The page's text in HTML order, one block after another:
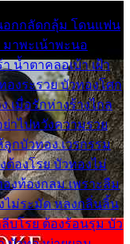
อกกลัดกลุ้ม โดนแฟน
าพะเน้าพะนอ
น้ำตาคลอเบ้า เฝ้า
งระรวย บัวทองโศก
เมื่อรักห่างร้างไกล
าไปหวังความรวย
กบัวทอง เวรกรรม
ต้องโรย บัวทองไม่
งท้องกลม เพราะลืม
ไม่ระมัด หลงกลิ่นลิ้น
บโรย ต้องร้อนรุม บัว